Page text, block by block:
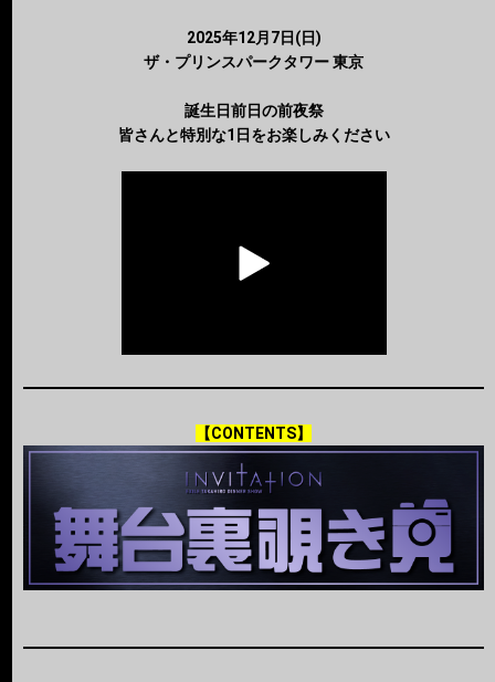
2025年12月7日(日)
ザ・プリンスパークタワー 東京
誕生日前日の前夜祭
皆さんと特別な1日をお楽しみください
【CONTENTS】